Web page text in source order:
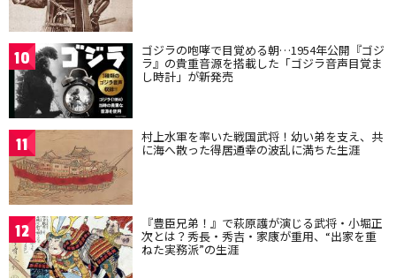
10 ゴジラの咆哮で目覚める朝…1954年公開『ゴジ
ラ』の貴重音源を搭載した「ゴジラ音声目覚ま
し時計」が新発売
11 村上水軍を率いた戦国武将！幼い弟を支え、共
に海へ散った得居通幸の波乱に満ちた生涯
12 『豊臣兄弟！』で萩原護が演じる武将・小堀正
次とは？秀長・秀吉・家康が重用、“出家を重
ねた実務派”の生涯